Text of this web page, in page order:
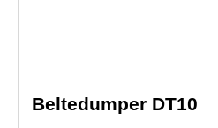
Beltedumper DT10